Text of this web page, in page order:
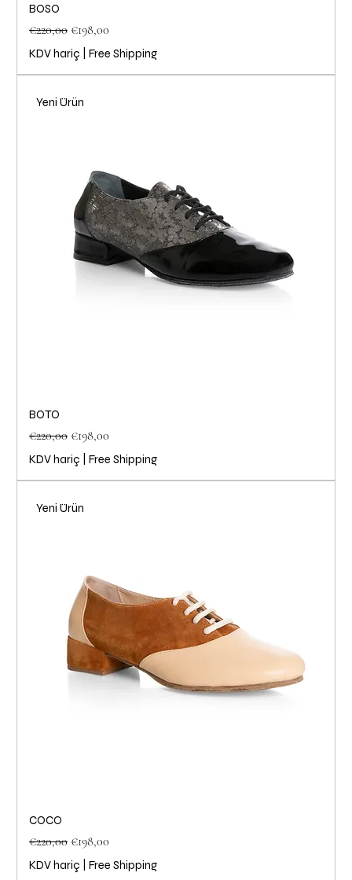
BOSO
Normal Fiyat
€220,00 İndirimli Fiyat
€198,00
KDV hariç Free Shipping
Yeni Ürün
BOTO
Normal Fiyat
€220,00 İndirimli Fiyat
€198,00
KDV hariç Free Shipping
Yeni Ürün
COCO
Normal Fiyat
€220,00 İndirimli Fiyat
€198,00
KDV hariç Free Shipping